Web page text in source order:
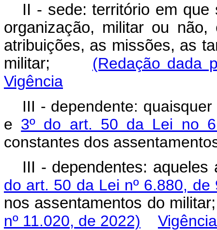
II - sede: território em
organização, militar ou
atribuições, as missões, as
militar; (Redação dada
Vigência
III - dependente:
e 3º do art. 50 da Lei no
constantes dos
III - dependentes:
do art. 50 da Lei nº 6.880,
nos assentamentos do
nº 11.020, de 2022)
Vigência